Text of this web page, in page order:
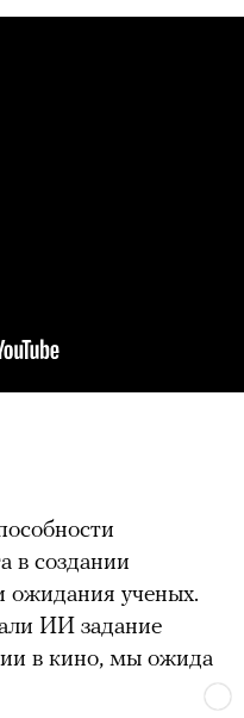
в создании
ожидания ученых.
ИИ задание
в кино, мы ожида